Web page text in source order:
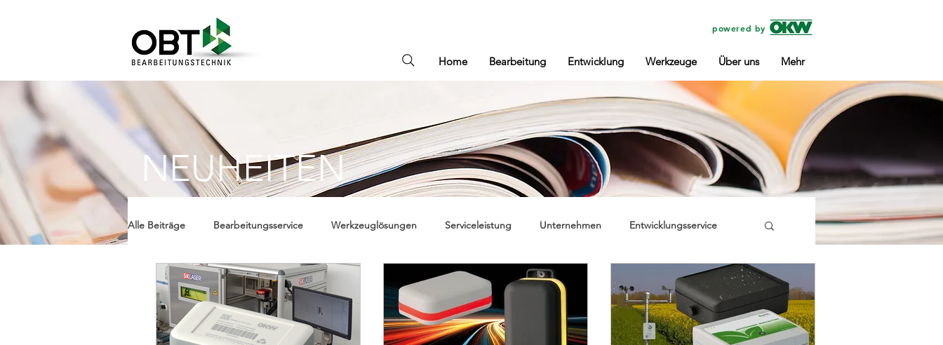
powered by
Home Bearbeitung Entwicklung Werkzeuge Über uns Mehr‎
NEUHEITEN
Alle Beiträge Bearbeitungsservice Werkzeuglösungen Serviceleistung Unternehmen Entwicklungsservice